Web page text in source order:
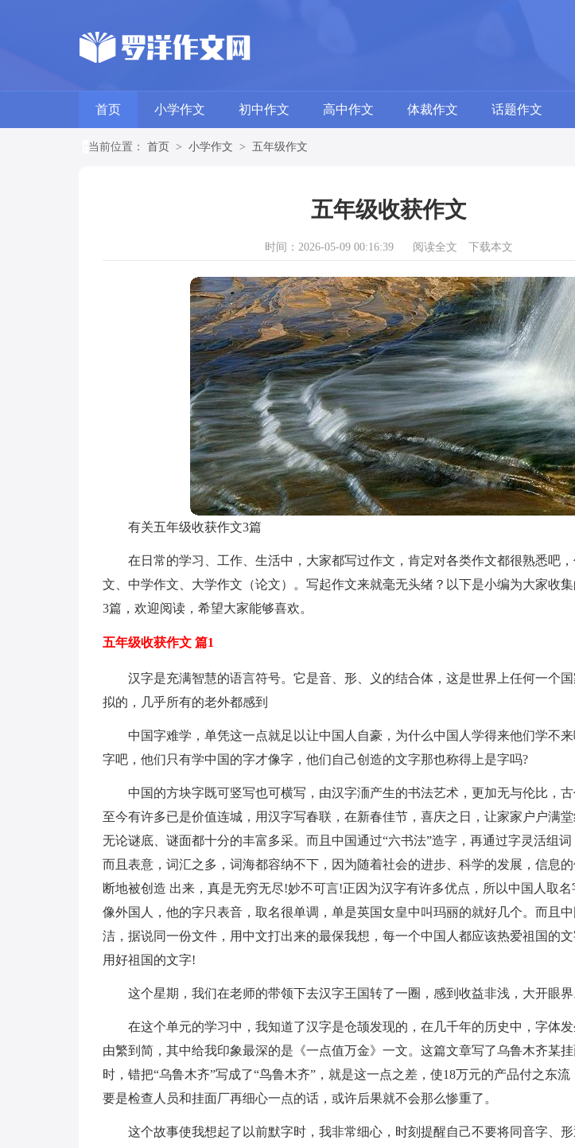
首页 小学作文 初中作文 高中作文 体裁作文 话题作文
当前位置： 首页 > 小学作文 > 五年级作文
五年级收获作文
时间：2026-05-09 00:16:39 阅读全文 下载本文
有关五年级收获作文3篇
在日常的学习、工作、生活中，大家都写过作文，肯定对各类作文都很熟悉吧
文、中学作文、大学作文（论文）。写起作文来就毫无头绪？以下是小编为大家收
3篇，欢迎阅读，希望大家能够喜欢。
五年级收获作文 篇1
汉字是充满智慧的语言符号。它是音、形、义的结合体，这是世界上任何一个
拟的，几乎所有的老外都感到
中国字难学，单凭这一点就足以让中国人自豪，为什么中国人学得来他们学不
字吧，他们只有学中国的字才像字，他们自己创造的文字那也称得上是字吗?
中国的方块字既可竖写也可横写，由汉字洏产生的书法艺术，更加无与伦比，
至今有许多已是价值连城，用汉字写春联，在新春佳节，喜庆之日，让家家户户满堂
无论谜底、谜面都十分的丰富多采。而且中国通过“六书法”造字，再通过字灵活组词
而且表意，词汇之多，词海都容纳不下，因为随着社会的进步、科学的发展，信息
断地被创造 出来，真是无穷无尽!妙不可言!正因为汉字有许多优点，所以中国人取
像外国人，他的字只表音，取名很单调，单是英国女皇中叫玛丽的就好几个。而且
洁，据说同一份文件，用中文打出来的最保我想，每一个中国人都应该热爱祖国的文
用好祖国的文字!
这个星期，我们在老师的带领下去汉字王国转了一圈，感到收益非浅，大开眼界
在这个单元的学习中，我知道了汉字是仓颉发现的，在几千年的历史中，字体发
由繁到简，其中给我印象最深的是《一点值万金》一文。这篇文章写了乌鲁木齐某
时，错把“乌鲁木齐”写成了“鸟鲁木齐”，就是这一点之差，使18万元的产品付之东流
要是检查人员和挂面厂再细心一点的话，或许后果就不会那么惨重了。
这个故事使我想起了以前默字时，我非常细心，时刻提醒自己不要将同音字、